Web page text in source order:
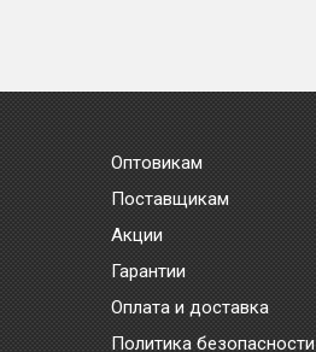
Оптовикам
Поставщикам
Акции
Гарантии
Оплата и доставка
Политика безопасности